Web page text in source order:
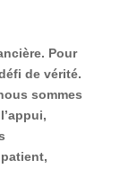
Pour
de vérité.
sommes